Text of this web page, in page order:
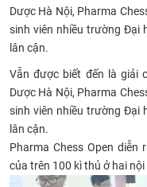
ĐÀO TẠO
ĐẢM BẢO CHẤT
KHOA HỌC CÔNG
HTQT
CỰU NGƯỜI HỌC
Dược Hà Nội, Pharma
sinh viên nhiều trường Đại
lân cận.
Vẫn được biết đến là giải
Dược Hà Nội, Pharma
sinh viên nhiều trường Đại
lân cận.
Pharma Chess Open
của trên 100 kì thủ ở hai